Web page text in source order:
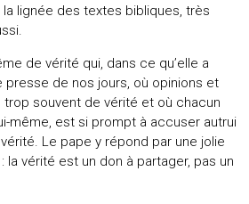
la lignée des textes bibliques, très
de vérité qui, dans ce qu’elle a
presse de nos jours, où opinions et
souvent de vérité et où chacun
même, est si prompt à accuser autrui
Le pape y répond par une jolie
la vérité est un don à partager, pas un